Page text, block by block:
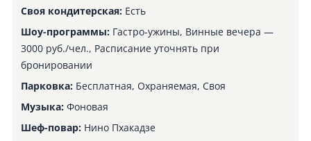
Своя кондитерская:Есть
Шоу-программы:Гастро-ужины, Винные вечера —
3000 руб./чел., Расписание уточнять при
бронировании
Парковка:Бесплатная, Охраняемая, Своя
Музыка:Фоновая
Шеф-повар:Нино Пхакадзе